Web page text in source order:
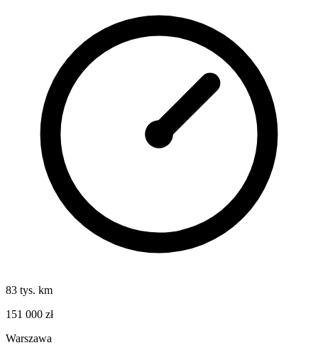
83 tys. km
151 000 zł
Warszawa